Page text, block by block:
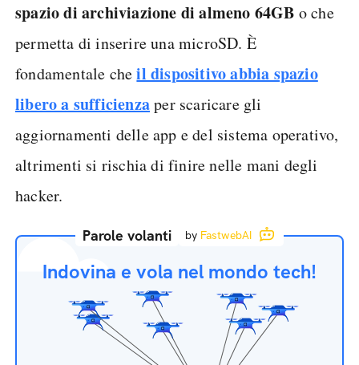
spazio di archiviazione di almeno 64GB o che
permetta di inserire una microSD. È
fondamentale cheil dispositivo abbia spazio
libero a sufficienzaper scaricare gli
aggiornamenti delle app e del sistema operativo,
altrimenti si rischia di finire nelle mani degli
hacker.
Parole volanti by FastwebAI
Indovina e vola nel mondo tech!